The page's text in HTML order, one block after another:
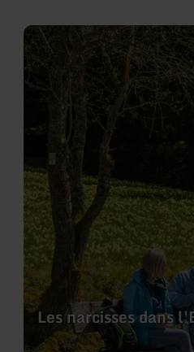
Les narcisses dans
en
savoir
plus
sur
narcisses
l'Eifel